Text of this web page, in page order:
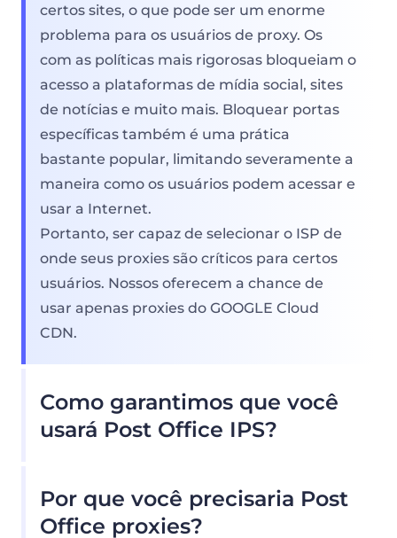
certos sites, o que pode ser um enorme
problema para os usuários de proxy. Os
com as políticas mais rigorosas bloqueiam o
acesso a plataformas de mídia social, sites
de notícias e muito mais. Bloquear portas
específicas também é uma prática
bastante popular, limitando severamente a
maneira como os usuários podem acessar e
usar a Internet.
Portanto, ser capaz de selecionar o ISP de
onde seus proxies são críticos para certos
usuários. Nossos oferecem a chance de
usar apenas proxies do GOOGLE Cloud
CDN.
Como garantimos que você
usará Post Office IPS?
inúmeras Post Office Proxies, para que
nossos clientes não precisem se preocupar
Por que você precisaria Post
Office proxies?